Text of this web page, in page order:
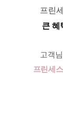
프린
큰 혜
고객
프린세